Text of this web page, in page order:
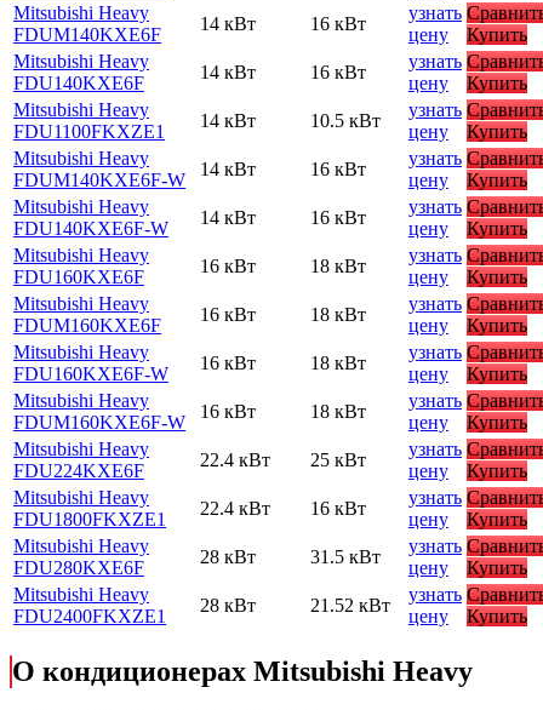
Mitsubishi Heavy
FDUM140KXE6F
14 кВт 16 кВт
узнать
цену
Купить
Mitsubishi Heavy
FDU140KXE6F
14 кВт 16 кВт
узнать
цену
Купить
Mitsubishi Heavy
FDU1100FKXZE1
14 кВт 10.5 кВт
узнать
цену
Купить
Mitsubishi Heavy
FDUM140KXE6F-W
14 кВт 16 кВт
узнать
цену
Купить
Mitsubishi Heavy
FDU140KXE6F-W
14 кВт 16 кВт
узнать
цену
Купить
Mitsubishi Heavy
FDU160KXE6F
16 кВт 18 кВт
узнать
цену
Купить
Mitsubishi Heavy
FDUM160KXE6F
16 кВт 18 кВт
узнать
цену
Купить
Mitsubishi Heavy
FDU160KXE6F-W
16 кВт 18 кВт
узнать
цену
Купить
Mitsubishi Heavy
FDUM160KXE6F-W
16 кВт 18 кВт
узнать
цену
Купить
Mitsubishi Heavy
FDU224KXE6F
22.4 кВт 25 кВт
узнать
цену
Купить
Mitsubishi Heavy
FDU1800FKXZE1
22.4 кВт 16 кВт
узнать
цену
Купить
Mitsubishi Heavy
FDU280KXE6F
28 кВт 31.5 кВт
узнать
цену
Купить
Mitsubishi Heavy
FDU2400FKXZE1
28 кВт 21.52 кВт
узнать
цену
Купить
О кондиционерах Mitsubishi Heavy